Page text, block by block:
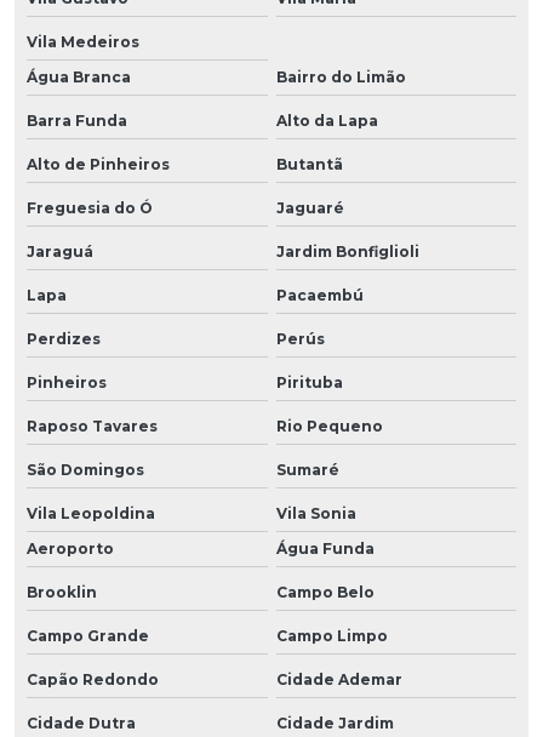
Vila Medeiros
Água Branca
Bairro do Limão
Barra Funda Alto da Lapa
Alto de Pinheiros Butantã
Freguesia do Ó Jaguaré
Jaraguá Jardim Bonfiglioli
Lapa Pacaembú
Perdizes Perús
Pinheiros Pirituba
Raposo Tavares Rio Pequeno
São Domingos Sumaré
Vila Leopoldina
Vila Sonia
Aeroporto
Água Funda
Brooklin Campo Belo
Campo Grande Campo Limpo
Capão Redondo Cidade Ademar
Cidade Dutra Cidade Jardim